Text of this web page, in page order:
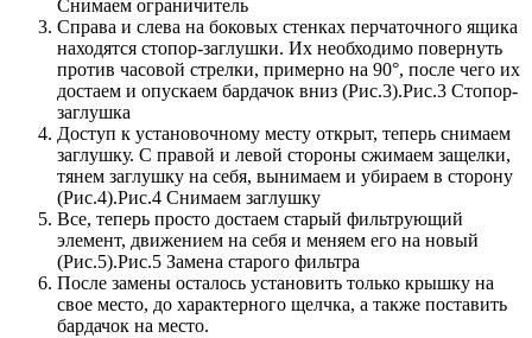
Снимаем ограничитель
Справа и слева на боковых стенках перчаточного ящика
находятся стопор-заглушки. Их необходимо повернуть
против часовой стрелки, примерно на 90°, после чего их
достаем и опускаем бардачок вниз (Рис.3).Рис.3 Стопор-
заглушка
Доступ к установочному месту открыт, теперь снимаем
заглушку. С правой и левой стороны сжимаем защелки,
тянем заглушку на себя, вынимаем и убираем в сторону
(Рис.4).Рис.4 Снимаем заглушку
Все, теперь просто достаем старый фильтрующий
элемент, движением на себя и меняем его на новый
(Рис.5).Рис.5 Замена старого фильтра
После замены осталось установить только крышку на
свое место, до характерного щелчка, а также поставить
бардачок на место.